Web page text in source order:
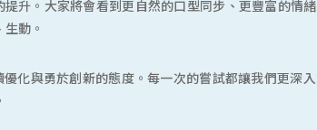
升。大家將會看到更自然的口型同步、更豐富的情緒
動。
化與勇於創新的態度。每一次的嘗試都讓我們更深入